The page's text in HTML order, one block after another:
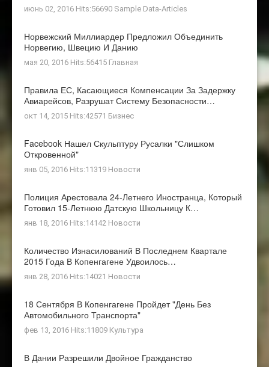
июнь 02, 2016 Hits:56690 Sample Data-Articles
Норвежский Миллиардер Предложил Объединить
Норвегию, Швецию И Данию
мая 20, 2016 Hits:56415 Главная
Правила ЕС, Касающиеся Компенсации За Задержку
Авиарейсов, Разрушат Систему Безопасности…
окт 14, 2015 Hits:42571 Бизнес
Facebook Нашел Скульптуру Русалки "слишком
Откровенной"
янв 05, 2016 Hits:11319 Новости
Полиция Арестовала 24-Летнего Иностранца, Который
Готовил 15-Летнюю Датскую Школьницу К…
янв 18, 2016 Hits:14142 Новости
Количество Изнасилований В Последнем Квартале
2015 Года В Копенгагене Удвоилось…
янв 28, 2016 Hits:14021 Новости
18 Сентября В Копенгагене Пройдет "день Без
Автомобильного Транспорта"
фев 13, 2016 Hits:11809 Культура
В Дании Разрешили Двойное Гражданство